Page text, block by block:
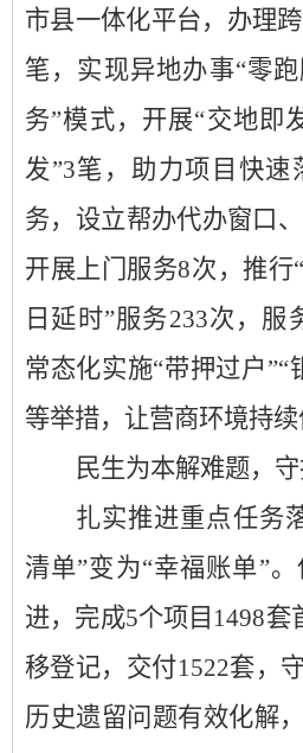
市县一体化平台，办理
笔，实现异地办事“零
务”模式，开展“交地即
发”3笔 ，助力项目快速
务，设立帮办代办窗口
开展上门服务8次，推行
日延时”服务233次，服
常态化实施“带押过户”“
等举措， 让营商环境持续
民生为本解难题，
扎实推进重点任务
清单”变为“幸福账单”
进，完成5个项目 1498套
移登记，交付1522套，
历史遗留问题有效化解